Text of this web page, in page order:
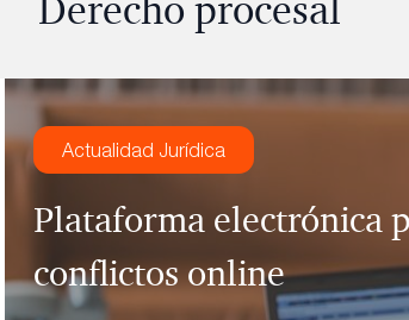
Actualidad Jurídica
Plataforma electrónica
conflictos online